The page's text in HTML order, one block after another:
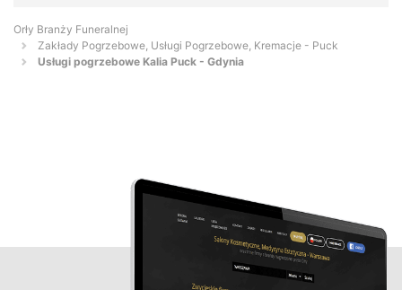
Orły Branży Funeralnej
Zakłady Pogrzebowe, Usługi Pogrzebowe, Kremacje - Puck
Usługi pogrzebowe Kalia Puck - Gdynia